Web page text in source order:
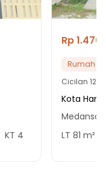
KT 4
Rp
Rumah
Cicilan
Kota
LT 81 m²